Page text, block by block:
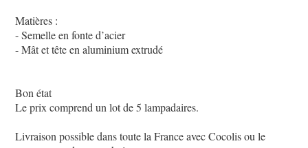
Matières :
- Semelle en fonte d’acier
- Mât et tête en aluminium extrudé
Bon état
Le prix comprend un lot de 5 lampadaires.
Livraison possible dans toute la France avec Cocolis ou le